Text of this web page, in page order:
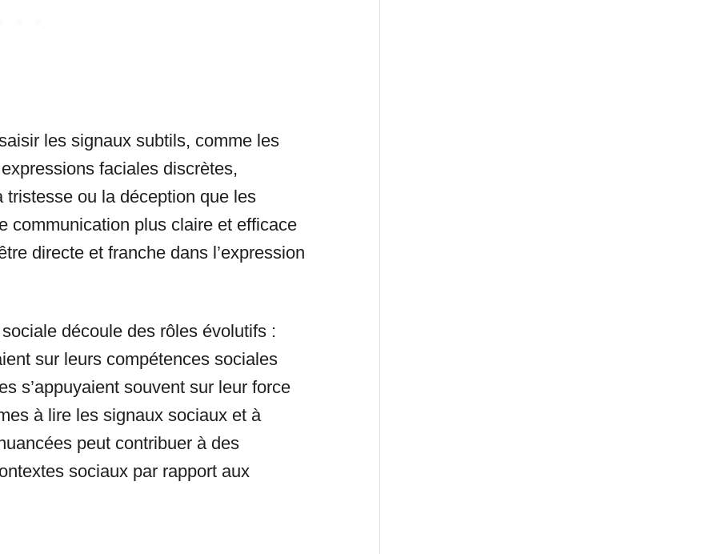
les signaux subtils, comme les
faciales discrètes,
ou la déception que les
communication plus claire et efficace
directe et franche dans l’expression
découle des rôles évolutifs :
sur leurs compétences sociales
s’appuyaient souvent sur leur force
à lire les signaux sociaux et à
peut contribuer à des
sociaux par rapport aux